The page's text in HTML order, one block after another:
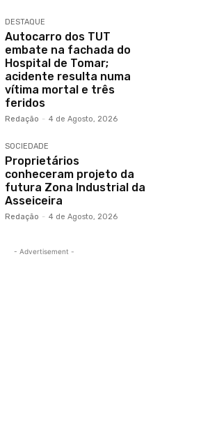
DESTAQUE
Autocarro dos TUT
embate na fachada do
Hospital de Tomar;
acidente resulta numa
vítima mortal e três
feridos
Redação - 4 de Agosto, 2026
SOCIEDADE
Proprietários
conheceram projeto da
futura Zona Industrial da
Asseiceira
Redação - 4 de Agosto, 2026
- Advertisement -